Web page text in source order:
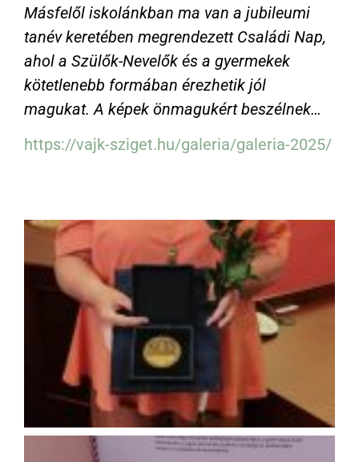
Másfelől iskolánkban ma van a jubileumi
tanév keretében megrendezett Családi Nap,
ahol a Szülők-Nevelők és a gyermekek
kötetlenebb formában érezhetik jól
magukat. A képek önmagukért beszélnek…
https://vajk-sziget.hu/galeria/galeria-2025/